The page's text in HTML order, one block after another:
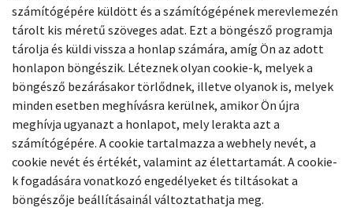
számítógépére küldött és a számítógépének merevlemezén
tárolt kis méretű szöveges adat. Ezt a böngésző programja
tárolja és küldi vissza a honlap számára, amíg Ön az adott
honlapon böngészik. Léteznek olyan cookie-k, melyek a
böngésző bezárásakor törlődnek, illetve olyanok is, melyek
minden esetben meghívásra kerülnek, amikor Ön újra
meghívja ugyanazt a honlapot, mely lerakta azt a
számítógépére. A cookie tartalmazza a webhely nevét, a
cookie nevét és értékét, valamint az élettartamát. A cookie-
k fogadására vonatkozó engedélyeket és tiltásokat a
böngészője beállításainál változtathatja meg.